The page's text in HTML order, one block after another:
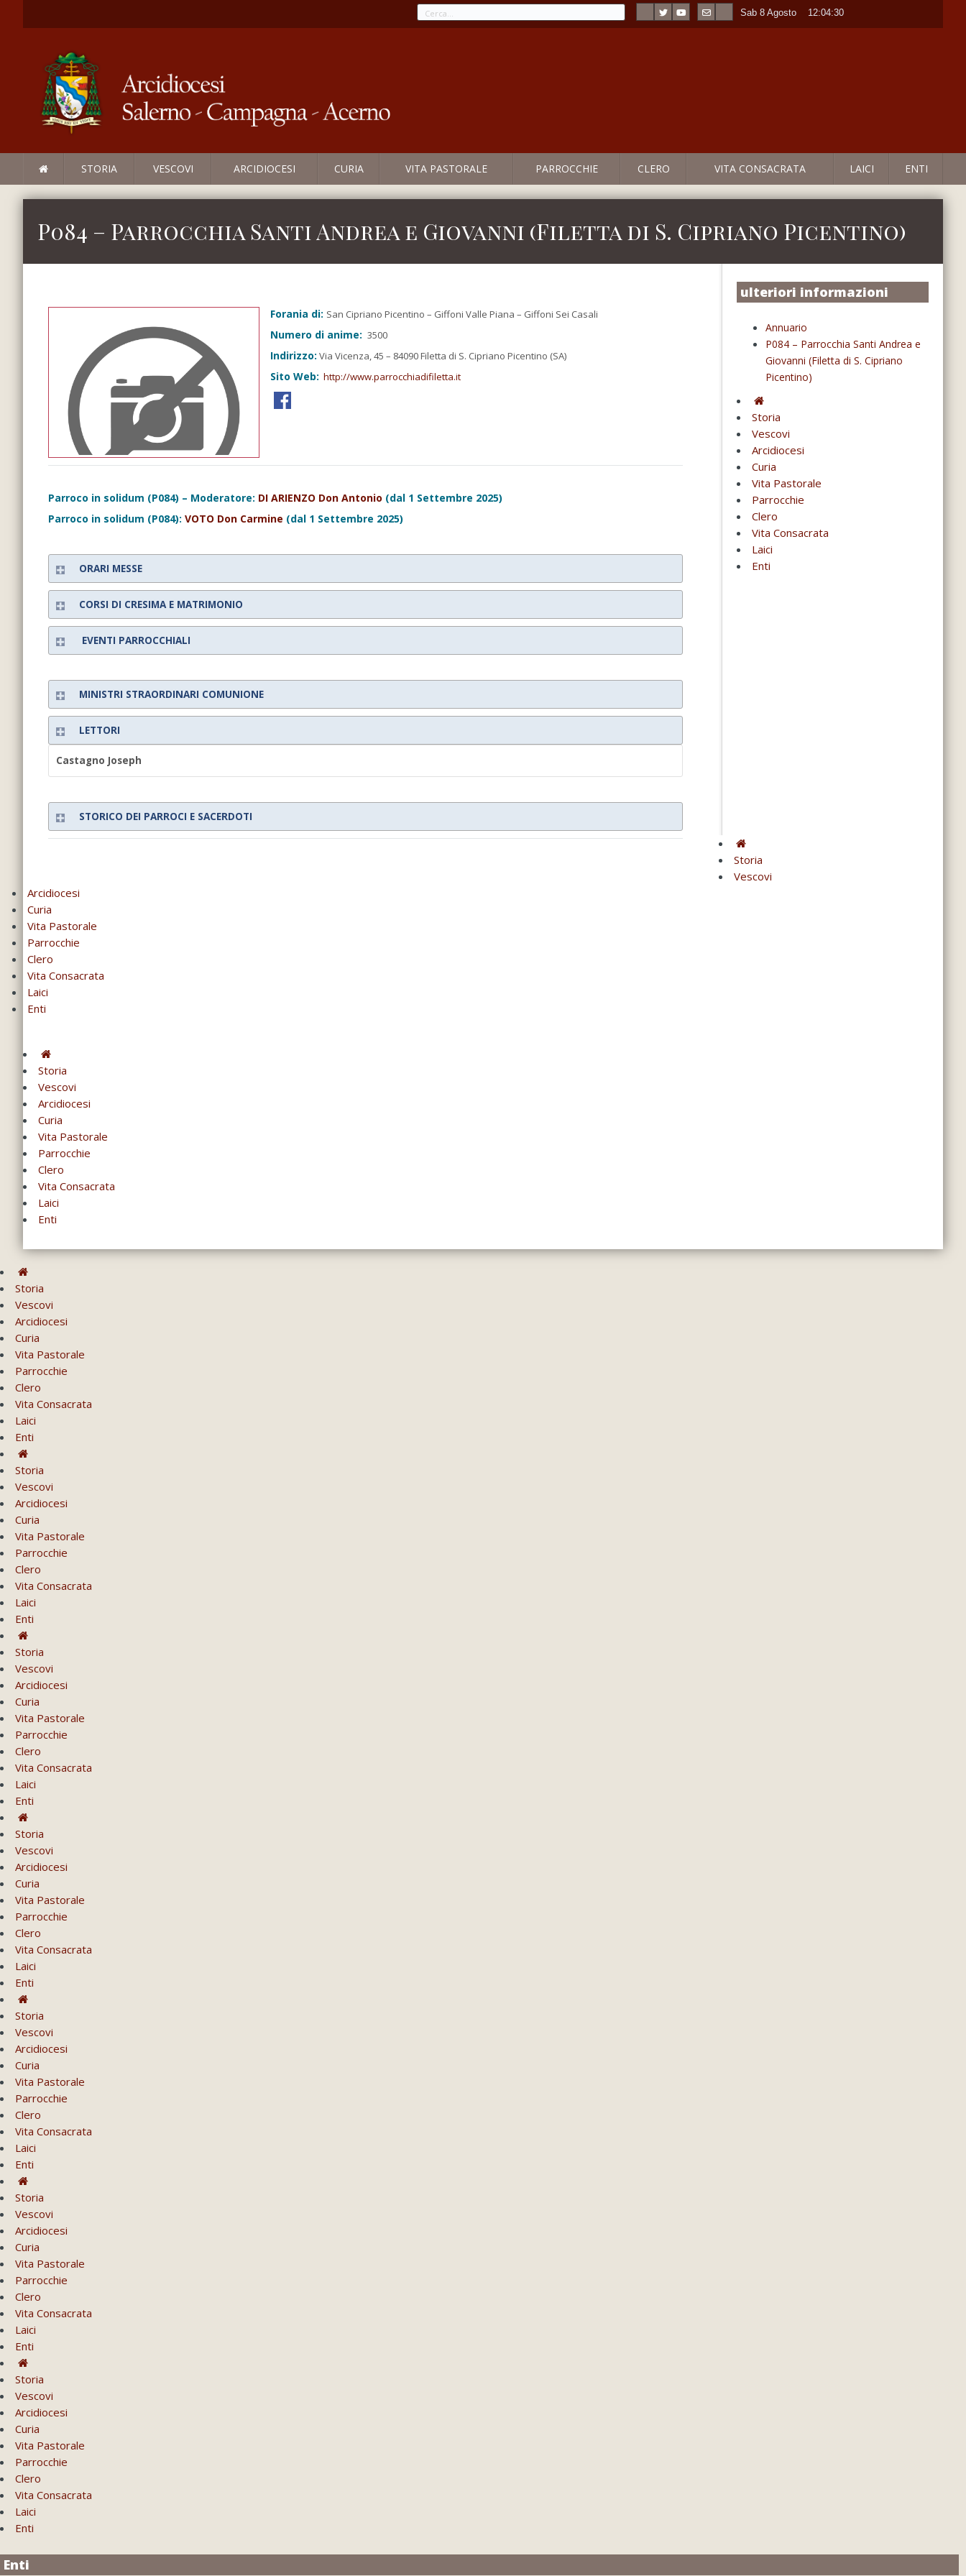
Sab 8 Agosto 12:04:30
STORIA VESCOVI ARCIDIOCESI CURIA VITA PASTORALE PARROCCHIE CLERO VITA CONSACRATA LAICI ENTI
P084 – Parrocchia Santi Andrea e Giovanni (Filetta di S. Cipriano Picentino)
Forania di: San Cipriano Picentino – Giffoni Valle Piana – Giffoni Sei Casali
Numero di anime: 3500
Indirizzo: Via Vicenza, 45 – 84090 Filetta di S. Cipriano Picentino (SA)
Sito Web: http://www.parrocchiadifiletta.it
Parroco in solidum (P084) – Moderatore: DI ARIENZO Don Antonio (dal 1 Settembre 2025)
Parroco in solidum (P084): VOTO Don Carmine (dal 1 Settembre 2025)
ORARI MESSE
CORSI DI CRESIMA E MATRIMONIO
EVENTI PARROCCHIALI
MINISTRI STRAORDINARI COMUNIONE
LETTORI
Castagno Joseph
STORICO DEI PARROCI E SACERDOTI
ulteriori informazioni
Annuario
P084 – Parrocchia Santi Andrea e
Giovanni (Filetta di S. Cipriano
Picentino)
Storia
Vescovi
Arcidiocesi
Curia
Vita Pastorale
Parrocchie
Clero
Vita Consacrata
Laici
Enti
Storia
Vescovi
Arcidiocesi
Curia
Vita Pastorale
Parrocchie
Clero
Vita Consacrata
Laici
Enti
Storia
Vescovi
Arcidiocesi
Curia
Vita Pastorale
Parrocchie
Clero
Vita Consacrata
Laici
Enti
Storia
Vescovi
Arcidiocesi
Curia
Vita Pastorale
Parrocchie
Clero
Vita Consacrata
Laici
Enti
Storia
Vescovi
Arcidiocesi
Curia
Vita Pastorale
Parrocchie
Clero
Vita Consacrata
Laici
Enti
Storia
Vescovi
Arcidiocesi
Curia
Vita Pastorale
Parrocchie
Clero
Vita Consacrata
Laici
Enti
Storia
Vescovi
Arcidiocesi
Curia
Vita Pastorale
Parrocchie
Clero
Vita Consacrata
Laici
Enti
Storia
Vescovi
Arcidiocesi
Curia
Vita Pastorale
Parrocchie
Clero
Vita Consacrata
Laici
Enti
Storia
Vescovi
Arcidiocesi
Curia
Vita Pastorale
Parrocchie
Clero
Vita Consacrata
Laici
Enti
Storia
Vescovi
Arcidiocesi
Curia
Vita Pastorale
Parrocchie
Clero
Vita Consacrata
Laici
Enti
Enti